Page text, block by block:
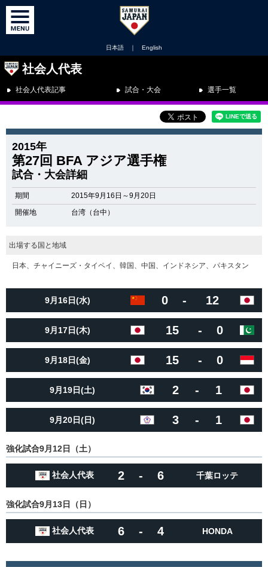
日本語 ｜ English
社会人代表
社会人代表記事 試合・大会 選手一覧
2015年
第27回 BFA アジア選手権
試合・大会詳細
期間
2015年9月16日～9月20日
開催地
台湾（台中）
出場する国と地域
日本、チャイニーズ・タイペイ、韓国、中国、インドネシア、パキスタン
9月16日(水) 0 - 12
9月17日(木) 15 - 0
9月18日(金) 15 - 0
9月19日(土) 2 - 1
9月20日(日) 3 - 1
強化試合9月12日（土）
社会人代表 2 - 6 千葉ロッテ
強化試合9月13日（日）
社会人代表 6 - 4 HONDA